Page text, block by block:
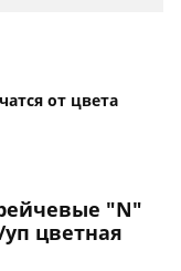
от цвета
"N"
цветная